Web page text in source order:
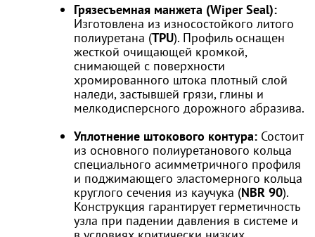
Грязесъемная манжета (Wiper Seal):
Изготовлена из износостойкого литого
полиуретана (TPU). Профиль оснащен
жесткой очищающей кромкой,
снимающей с поверхности
хромированного штока плотный слой
наледи, застывшей грязи, глины и
мелкодисперсного дорожного абразива.
Уплотнение штокового контура: Состоит
из основного полиуретанового кольца
специального асимметричного профиля
и поджимающего эластомерного кольца
круглого сечения из каучука (NBR 90).
Конструкция гарантирует герметичность
узла при падении давления в системе и